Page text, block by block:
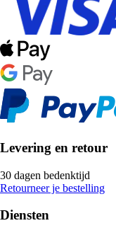
Levering en retour
30 dagen bedenktijd
Retourneer je bestelling
Diensten